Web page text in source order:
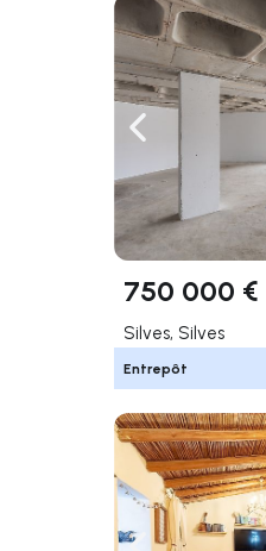
Naviguer vers
750 000 €
Silves, Silves
Entrepôt